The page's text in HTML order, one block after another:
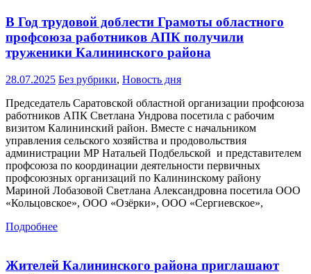
В Год трудовой доблести Грамоты областного
профсоюза работников АПК получили
труженики Калининского района
28.07.2025 Без рубрики, Новость дня
Председатель Саратовской областной организации профсоюза
работников АПК Светлана Ундрова посетила с рабочим
визитом Калининский район. Вместе с начальником
управления сельского хозяйства и продовольствия
администрации МР Натальей Подбельской и представителем
профсоюза по координации деятельности первичных
профсоюзных организаций по Калининскому району
Мариной Лобазовой Светлана Александровна посетила ООО
«Кольцовское», ООО «Озёрки», ООО «Сергиевское»,
Подробнее
Жителей Калининского района приглашают